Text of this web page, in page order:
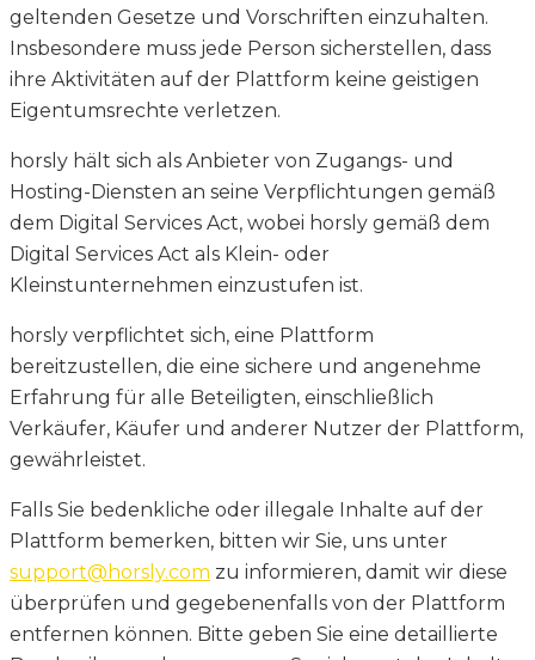
geltenden Gesetze und Vorschriften einzuhalten.
Insbesondere muss jede Person sicherstellen, dass
ihre Aktivitäten auf der Plattform keine geistigen
Eigentumsrechte verletzen.
horsly hält sich als Anbieter von Zugangs- und
Hosting-Diensten an seine Verpflichtungen gemäß
dem Digital Services Act, wobei horsly gemäß dem
Digital Services Act als Klein- oder
Kleinstunternehmen einzustufen ist.
horsly verpflichtet sich, eine Plattform
bereitzustellen, die eine sichere und angenehme
Erfahrung für alle Beteiligten, einschließlich
Verkäufer, Käufer und anderer Nutzer der Plattform,
gewährleistet.
Falls Sie bedenkliche oder illegale Inhalte auf der
Plattform bemerken, bitten wir Sie, uns unter
support@horsly.com zu informieren, damit wir diese
überprüfen und gegebenenfalls von der Plattform
entfernen können. Bitte geben Sie eine detaillierte